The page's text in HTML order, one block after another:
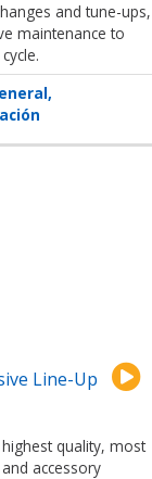
and tune-ups,
maintenance to
Line-Up
highest quality, most
accessory